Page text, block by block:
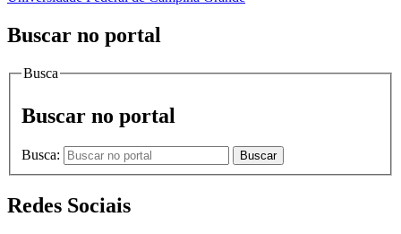
Buscar no portal
Busca
Buscar no portal
Busca: Buscar
Redes Sociais